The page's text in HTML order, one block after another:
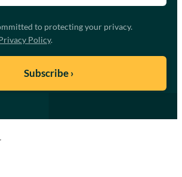
to protecting your privacy.
Policy.